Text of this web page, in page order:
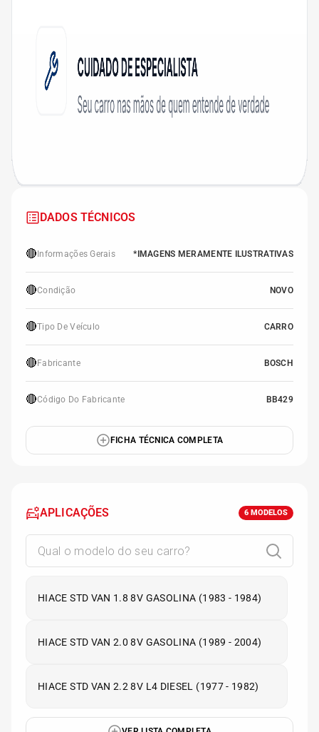
DADOS TÉCNICOS
🔴 Informações Gerais *IMAGENS MERAMENTE ILUSTRATIVAS
🔴Condição NOVO
🔴Tipo De Veículo CARRO
🔴 Fabricante BOSCH
🔴Código Do Fabricante BB429
FICHA TÉCNICA COMPLETA
APLICAÇÕES 6 MODELOS
HIACE STD VAN 1.8 8V GASOLINA (1983 - 1984)
HIACE STD VAN 2.0 8V GASOLINA (1989 - 2004)
HIACE STD VAN 2.2 8V L4 DIESEL (1977 - 1982)